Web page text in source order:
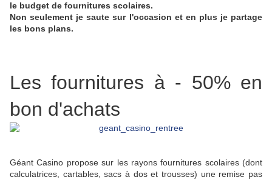
le budget de fournitures scolaires.
Non seulement je saute sur l'occasion et en plus je partage
les bons plans.
Les fournitures à - 50% en
bon d'achats
Géant Casino propose sur les rayons fournitures scolaires (dont
calculatrices, cartables, sacs à dos et trousses) une remise pas